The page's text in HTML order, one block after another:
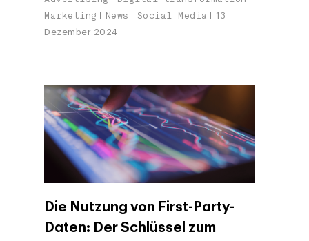
Marketing
News Social Media
13
Dezember 2024
Die Nutzung von First-Party-
Daten: Der Schlüssel zum